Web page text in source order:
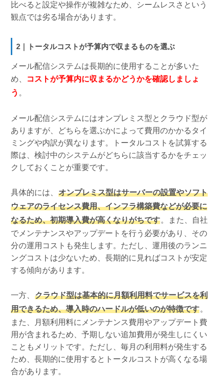
比べると設定や操作が複雑なため、シームレスさという
観点では劣る場合があります。
2｜トータルコストが予算内で収まるものを選ぶ
メール配信システムは長期的に使用することが多いた
め、 コストが予算内に収まるかどうかを確認しましょ
う 。
メール配信システムにはオンプレミス型とクラウド型が
ありますが、どちらを選ぶかによって費用のかかるタイ
ミングや内訳が異なります。トータルコストを試算する
際は、検討中のシステムがどちらに該当するかをチェッ
クしておくことが重要です。
具体的には、 オンプレミス型はサーバーの設置やソフト
ウェアのライセンス費用、インフラ構築費などが必要に
なるため、初期導入費が高くなりがちです。また、自社
でメンテナンスやアップデートを行う必要があり、その
分の運用コストも発生します。ただし、運用後のランニ
ングコストは少ないため、長期的に見ればコストが安定
する傾向があります。
一方、 クラウド型は基本的に月額利用料でサービスを利
用できるため、導入時のハードルが低いのが特徴です。
また、月額利用料にメンテナンス費用やアップデート費
用が含まれるため、予期しない追加費用が発生しにくい
こともメリットです。ただし、毎月の利用料が発生する
ため、長期的に使用するとトータルコストが高くなる場
合があります。